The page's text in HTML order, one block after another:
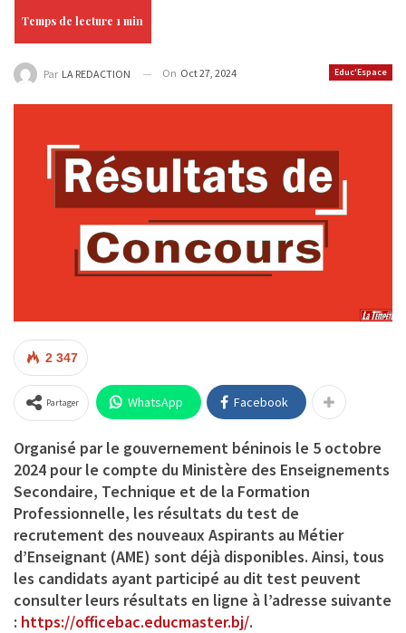
Educ'Espace
Par LA REDACTION On Oct 27, 2024
2 347
Partager WhatsApp Facebook
Organisé par le gouvernement béninois le 5 octobre
2024 pour le compte du Ministère des Enseignements
Secondaire, Technique et de la Formation
Professionnelle, les résultats du test de
recrutement des nouveaux Aspirants au Métier
d’Enseignant (AME) sont déjà disponibles. Ainsi, tous
les candidats ayant participé au dit test peuvent
consulter leurs résultats en ligne à l’adresse suivante
: https://officebac.educmaster.bj/.